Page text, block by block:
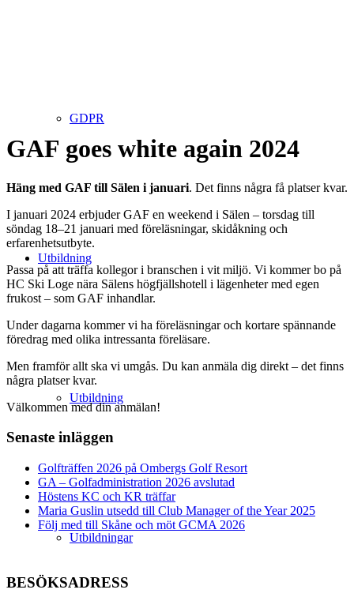
GDPR
Utbildning
Utbildning
Utbildningar
GAF goes white again 2024
Häng med GAF till Sälen i januari. Det finns några få platser kvar.
I januari 2024 erbjuder GAF en weekend i Sälen – torsdag till
söndag 18–21 januari med föreläsningar, skidåkning och
erfarenhetsutbyte.
Passa på att träffa kollegor i branschen i vit miljö. Vi kommer bo på
HC Ski Loge nära Sälens högfjällshotell i lägenheter med egen
frukost – som GAF inhandlar.
Under dagarna kommer vi ha föreläsningar och kortare spännande
föredrag med olika intressanta föreläsare.
Men framför allt ska vi umgås. Du kan anmäla dig direkt – det finns
några platser kvar.
Välkommen med din anmälan!
Senaste inläggen
Golfträffen 2026 på Ombergs Golf Resort
GA – Golfadministration 2026 avslutad
Höstens KC och KR träffar
Maria Guslin utsedd till Club Manager of the Year 2025
Följ med till Skåne och möt GCMA 2026
BESÖKSADRESS